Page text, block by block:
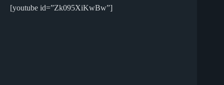
[youtube id=”Zk095XiKwBw”]